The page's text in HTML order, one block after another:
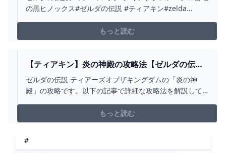
の伝説 #ティアキン #ZELDA #SHORTS -
の黒ヒノックス#ゼルダの伝説 #ティアキン#zelda
もっと読む
【ティアキン】炎の神殿の攻略法【ゼルダの伝
説】 - YOUTUBE
ゼルダの伝説 ティアーズオブザキングダムの「炎の神
殿」の攻略です。以下の記事で詳細な攻略法を解説して
もっと読む
#